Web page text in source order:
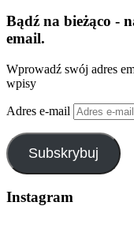
Bądź na bieżąco -
email.
Wprowadź swój adres
wpisy
Adres e-mail
Subskrybuj
Instagram